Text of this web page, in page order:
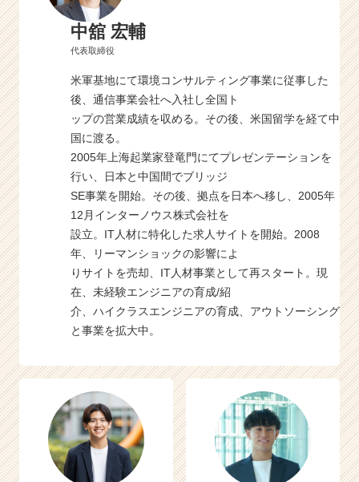
中舘 宏輔
代表取締役
米軍基地にて環境コンサルティング事業に従事した
後、通信事業会社へ入社し全国ト
ップの営業成績を収める。その後、米国留学を経て中
国に渡る。
2005年上海起業家登竜門にてプレゼンテーションを
行い、日本と中国間でブリッジ
SE事業を開始。その後、拠点を日本へ移し、2005年
12月インターノウス株式会社を
設立。IT人材に特化した求人サイトを開始。2008
年、リーマンショックの影響によ
りサイトを売却、IT人材事業として再スタート。現
在、未経験エンジニアの育成/紹
介、ハイクラスエンジニアの育成、アウトソーシング
と事業を拡大中。